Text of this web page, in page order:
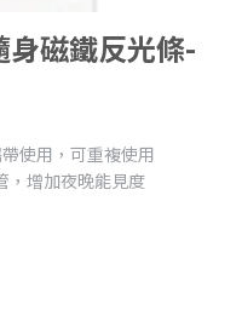
磁鐵反光條-
使用，可重複使用
，增加夜晚能見度